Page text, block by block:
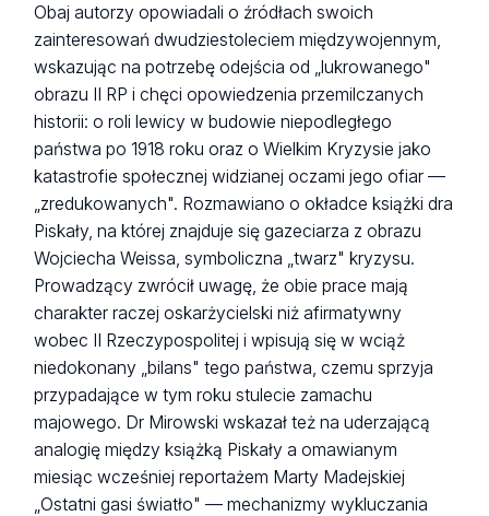
Obaj autorzy opowiadali o źródłach swoich
zainteresowań dwudziestoleciem międzywojennym,
wskazując na potrzebę odejścia od „lukrowanego"
obrazu II RP i chęci opowiedzenia przemilczanych
historii: o roli lewicy w budowie niepodległego
państwa po 1918 roku oraz o Wielkim Kryzysie jako
katastrofie społecznej widzianej oczami jego ofiar —
„zredukowanych". Rozmawiano o okładce książki dra
Piskały, na której znajduje się gazeciarza z obrazu
Wojciecha Weissa, symboliczna „twarz" kryzysu.
Prowadzący zwrócił uwagę, że obie prace mają
charakter raczej oskarżycielski niż afirmatywny
wobec II Rzeczypospolitej i wpisują się w wciąż
niedokonany „bilans" tego państwa, czemu sprzyja
przypadające w tym roku stulecie zamachu
majowego. Dr Mirowski wskazał też na uderzającą
analogię między książką Piskały a omawianym
miesiąc wcześniej reportażem Marty Madejskiej
„Ostatni gasi światło" — mechanizmy wykluczania